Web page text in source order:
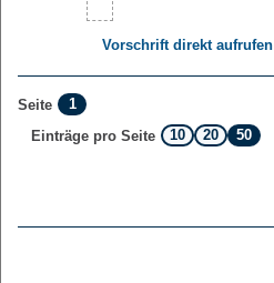
Vorschrift direkt aufrufen
Seite
1
Einträge pro Seite
10 20 50